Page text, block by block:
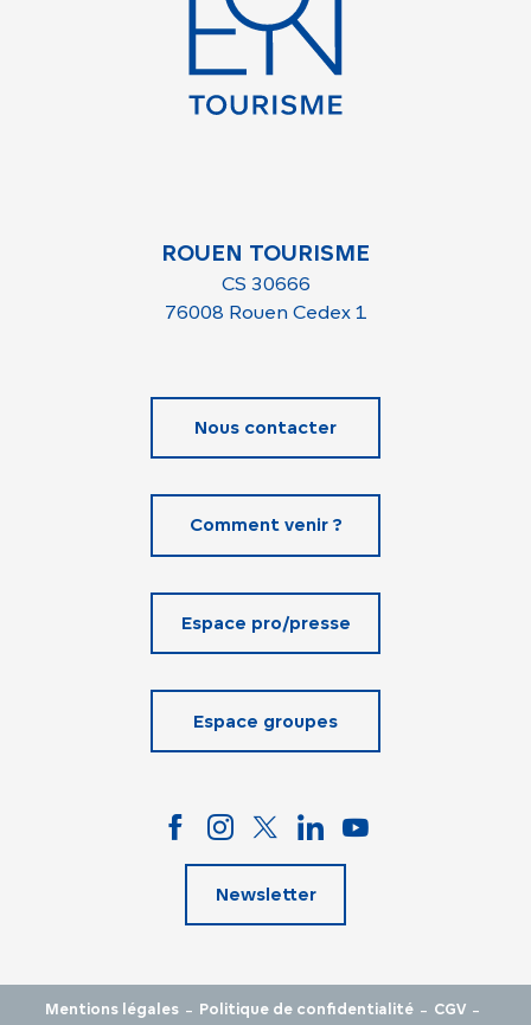
ROUEN TOURISME
CS 30666
76008 Rouen Cedex 1
Nous contacter
Comment venir ?
Espace pro/presse
Espace groupes
Newsletter
Mentions légales - Politique de confidentialité - CGV -